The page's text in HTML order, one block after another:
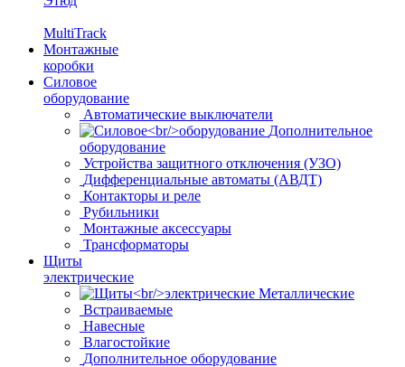
MultiTrack
Монтажные
коробки
Силовое
оборудование
Автоматические выключатели
Дополнительное
оборудование
Устройства защитного отключения (УЗО)
Дифференциальные автоматы (АВДТ)
Контакторы и реле
Рубильники
Монтажные аксессуары
Трансформаторы
Щиты
электрические
Металлические
Встраиваемые
Навесные
Влагостойкие
Дополнительное оборудование